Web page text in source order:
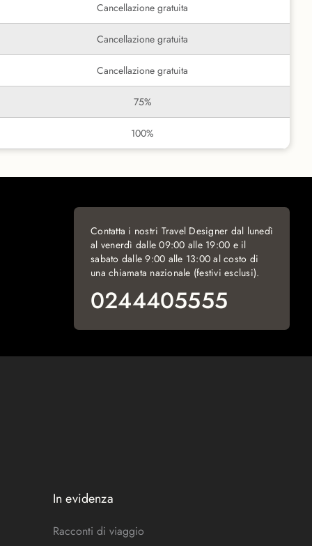
Cancellazione gratuita
Cancellazione gratuita
Cancellazione gratuita
75%
100%
Contatta i nostri Travel Designer dal lunedì
al venerdì dalle 09:00 alle 19:00 e il
sabato dalle 9:00 alle 13:00 al costo di
una chiamata nazionale (festivi esclusi).
0244405555
In evidenza
Racconti di viaggio